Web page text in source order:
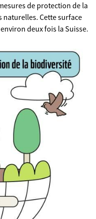
©
de protection de la
naturelles. Cette surface
deux fois la Suisse.